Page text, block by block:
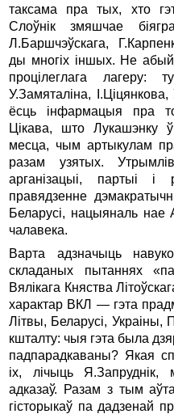
таксама пра тых, хто
Слоўнiк змяшчае
Л.Баршчэўскага,
ды многiх iншых. Не
процiлеглага лагеру:
У.Замяталiна,
ёсць iнфармацыя пра
Цікава, што Лукашэнку
месца, чым артыкулам
разам узятых.
арганiзацыi, партыi i
правядзенне
Беларусi, нацыяналь нае
чалавека.
Варта адзначыць
складаных пытаннях
Вялiкага Княства
характар ВКЛ — гэта
Літвы, Беларусi, Украiны,
кшталту: чыя гэта была
падпарадкаваны? Якая
іх, лічыць Я.Запруднiк,
адказаў. Разам з тым
гiсторыкаў па дадзенай